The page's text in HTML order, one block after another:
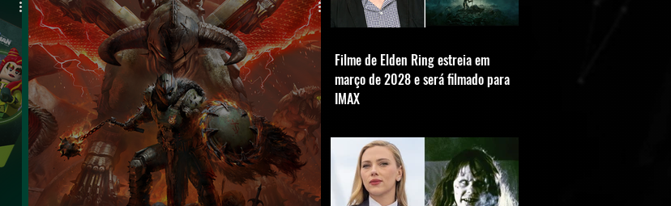
Filme de Elden Ring estreia em
março de 2028 e será filmado para
IMAX